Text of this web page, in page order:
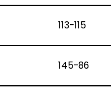
113-115
145-86